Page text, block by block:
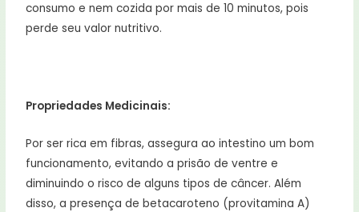
consumo e nem cozida por mais de 10 minutos, pois
perde seu valor nutritivo.
Propriedades Medicinais:
Por ser rica em fibras, assegura ao intestino um bom
funcionamento, evitando a prisão de ventre e
diminuindo o risco de alguns tipos de câncer. Além
disso, a presença de betacaroteno (provitamina A)